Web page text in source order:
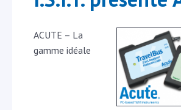
ACUTE – La
gamme idéale